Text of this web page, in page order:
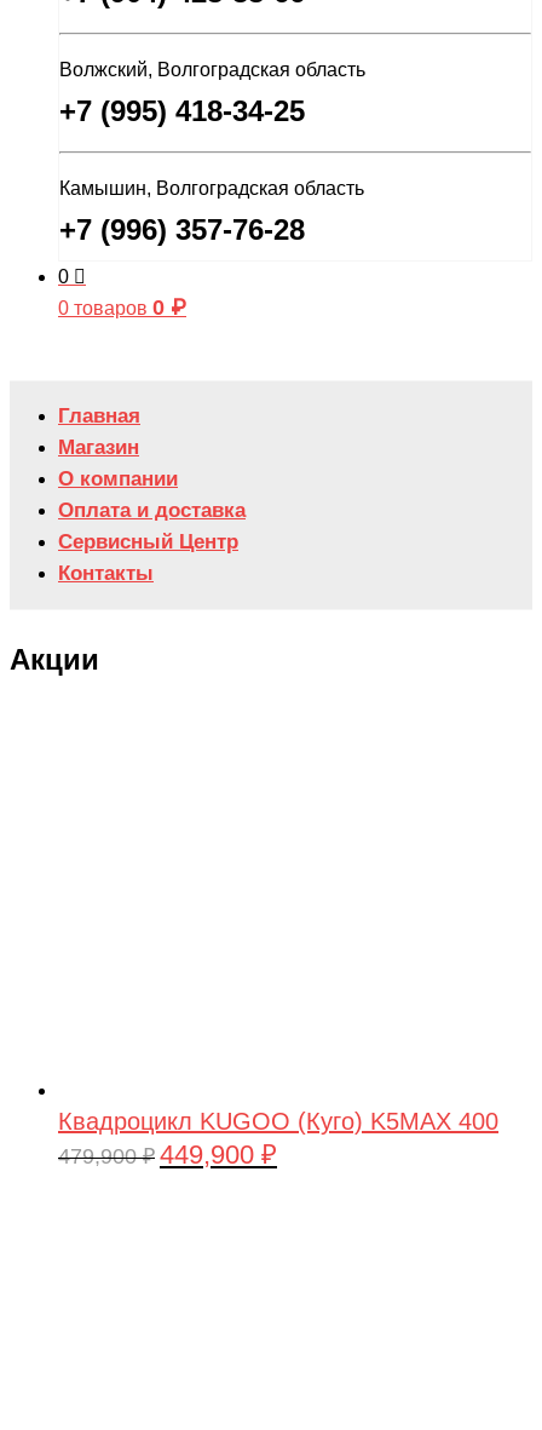
Волжский, Волгоградская область
+7 (995) 418-34-25
Камышин, Волгоградская область
+7 (996) 357-76-28
0
0 товаров 0 ₽
Главная
Магазин
О компании
Оплата и доставка
Сервисный Центр
Контакты
Акции
Квадроцикл KUGOO (Куго) K5MAX 400
479,900₽ Первоначальная
449,900 ₽